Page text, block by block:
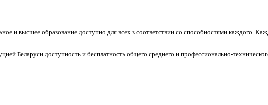
и высшее образование доступно для всех в соответствии со способностями каждого.
Беларуси доступность и бесплатность общего среднего и профессионально-